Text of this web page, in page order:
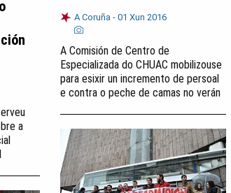
A Coruña - 01 Xun 2016
A Comisión de Centro de
Especializada do CHUAC mobilizouse
para esixir un incremento de persoal
e contra o peche de camas no verán
a